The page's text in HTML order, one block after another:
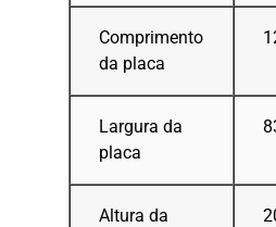
Comprimento
da placa
Largura da
placa
Altura da